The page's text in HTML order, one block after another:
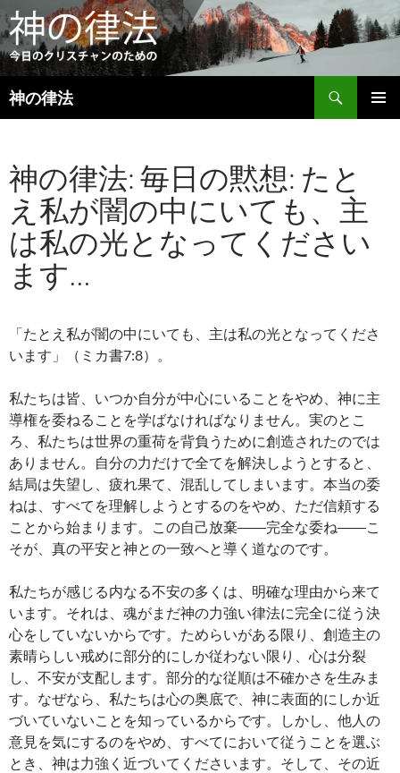
神の律法
検
索
ン
ツ
へ
ス
キ
ッ
プ
神の律法: 毎日の黙想: たと
え私が闇の中にいても、主
は私の光となってください
ます…
「たとえ私が闇の中にいても、主は私の光となってくださ
います」（ミカ書7:8）。
私たちは皆、いつか自分が中心にいることをやめ、神に主
導権を委ねることを学ばなければなりません。実のとこ
ろ、私たちは世界の重荷を背負うために創造されたのでは
ありません。自分の力だけで全てを解決しようとすると、
結局は失望し、疲れ果て、混乱してしまいます。本当の委
ねは、すべてを理解しようとするのをやめ、ただ信頼する
ことから始まります。この自己放棄――完全な委ね――こ
そが、真の平安と神との一致へと導く道なのです。
私たちが感じる内なる不安の多くは、明確な理由から来て
います。それは、魂がまだ神の力強い律法に完全に従う決
心をしていないからです。ためらいがある限り、創造主の
素晴らしい戒めに部分的にしか従わない限り、心は分裂
し、不安が支配します。部分的な従順は不確かさを生みま
す。なぜなら、私たちは心の奥底で、神に表面的にしか近
づいていないことを知っているからです。しかし、他人の
意見を気にするのをやめ、すべてにおいて従うことを選ぶ
とき、神は力強く近づいてくださいます。そして、その近